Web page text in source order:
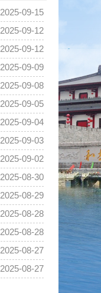
2025-09-15
2025-09-12
2025-09-12
2025-09-09
2025-09-08
2025-09-05
2025-09-04
2025-09-03
2025-09-02
2025-08-30
2025-08-29
2025-08-28
2025-08-28
2025-08-27
2025-08-27